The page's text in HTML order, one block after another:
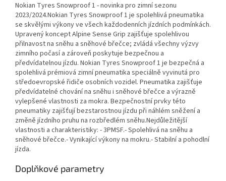
Nokian Tyres Snowproof 1 - novinka pro zimní sezonu
2023/2024.Nokian Tyres Snowproof 1 je spolehlivá pneumatika
se skvělými výkony ve všech každodenních jízdních podmínkách.
Upravený koncept Alpine Sense Grip zajišťuje spolehlivou
přilnavost na sněhu a sněhové břečce; zvládá všechny výzvy
zimního počasí a zároveň poskytuje bezpečnou a
předvídatelnou jízdu. Nokian Tyres Snowproof 1 je bezpečná a
spolehlivá prémiová zimní pneumatika speciálně vyvinutá pro
středoevropské řidiče osobních vozidel. Pneumatika zajišťuje
předvídatelné chování na sněhu i sněhové břečce a výrazně
vylepšené vlastnosti za mokra. Bezpečnostní prvky této
pneumatiky zajišťují bezstarostnou jízdu při náhlém sněžení a
změně jízdního pruhu na rozbředlém sněhu.Nejdůležitější
vlastnosti a charakteristiky: - 3PMSF.- Spolehlivá na sněhu a
sněhové břečce.- Vynikající výkony na mokru.- Stabilní a pohodlní
jízda.
Doplňkové parametry